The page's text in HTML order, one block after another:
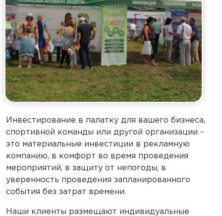
Инвестирование в палатку для вашего бизнеса,
спортивной команды или другой организации –
это материальные инвестиции в рекламную
компанию, в комфорт во время проведения
мероприятий, в защиту от непогоды, в
уверенность проведения запланированного
события без затрат времени.
Наши клиенты размещают индивидуальные